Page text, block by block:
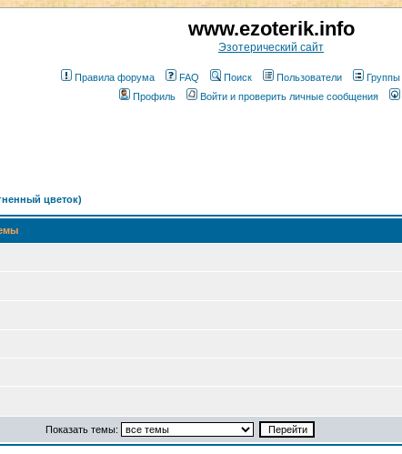
www.ezoterik.info
Эзотерический сайт
Правила форума FAQ Поиск Пользователи Группы
Профиль
Войти и проверить личные сообщения
цветок)
Показать темы: